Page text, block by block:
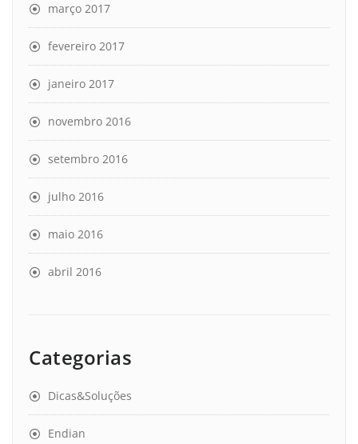
março 2017
fevereiro 2017
janeiro 2017
novembro 2016
setembro 2016
julho 2016
maio 2016
abril 2016
Categorias
Dicas&Soluções
Endian